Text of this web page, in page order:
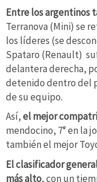
Entre los argentinos
Terranova (Mini) se
los líderes (se
Spataro (Renault)
delantera derecha,
detenido dentro del
de su equipo.
Así,el mejor
mendocino, 7° en la
también el mejor
El clasificador
más alto, con un